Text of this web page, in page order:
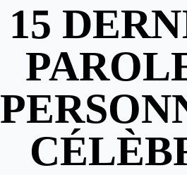
15